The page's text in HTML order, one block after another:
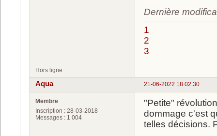
Dernière
1
2
3
Hors ligne
21-06-2022 18:02:30
Aqua
Membre
Inscription : 28-03-2018
Messages : 1 004
"Petite"
dommage c'est
telles décisions.